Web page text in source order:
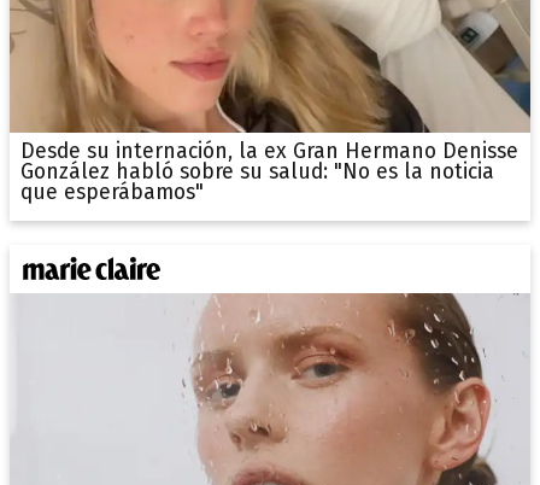
Desde su internación, la ex Gran Hermano Denisse
González habló sobre su salud: "No es la noticia
que esperábamos"